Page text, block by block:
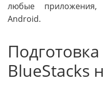
любые приложения,
Android.
BlueStacks